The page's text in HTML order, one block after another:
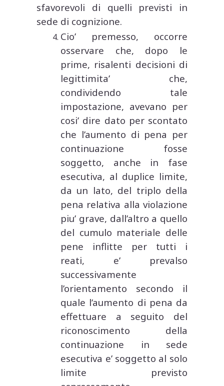
sfavorevoli di quelli previsti in
sede di cognizione.
Cio’ premesso, occorre
osservare che, dopo le
prime, risalenti decisioni di
legittimita’ che,
condividendo tale
impostazione, avevano per
cosi’ dire dato per scontato
che l’aumento di pena per
continuazione fosse
soggetto, anche in fase
esecutiva, al duplice limite,
da un lato, del triplo della
pena relativa alla violazione
piu’ grave, dall’altro a quello
del cumulo materiale delle
pene inflitte per tutti i
reati, e’ prevalso
successivamente
l’orientamento secondo il
quale l’aumento di pena da
effettuare a seguito del
riconoscimento della
continuazione in sede
esecutiva e’ soggetto al solo
limite previsto